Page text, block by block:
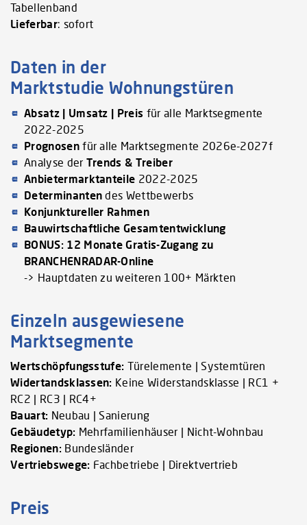
Tabellenband
Lieferbar: sofort
Daten in der
Marktstudie Wohnungstüren
Absatz | Umsatz | Preis für alle Marktsegmente
2022-2025
Prognosenfür alle Marktsegmente 2026e-2027f
Analyse der Trends & Treiber
Anbietermarktanteile 2022-2025
Determinantendes Wettbewerbs
Konjunktureller Rahmen
Bauwirtschaftliche Gesamtentwicklung
BONUS: 12 Monate Gratis-Zugang zu
BRANCHENRADAR-Online
-> Hauptdaten zu weiteren 100+ Märkten
Einzeln ausgewiesene
Marktsegmente
Wertschöpfungsstufe: Türelemente | Systemtüren
Widertandsklassen: Keine Widerstandsklasse | RC1 +
RC2 | RC3 | RC4+
Bauart: Neubau | Sanierung
Gebäudetyp: Mehrfamilienhäuser | Nicht-Wohnbau
Regionen: Bundesländer
Vertriebswege: Fachbetriebe | Direktvertrieb
Preis